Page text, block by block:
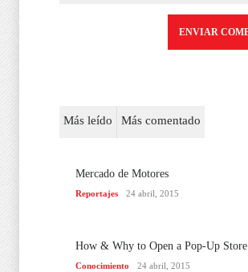
Más leído Más comentado
Mercado de Motores
Reportajes 24 abril, 2015
How & Why to Open a Pop-Up Store
Conocimiento 24 abril, 2015